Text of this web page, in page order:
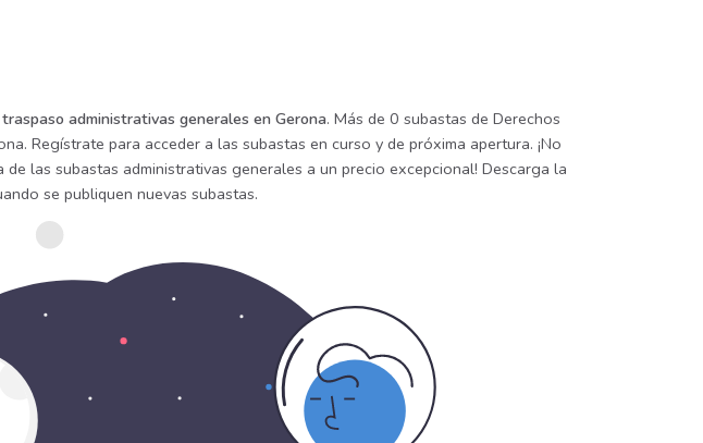
administrativas generales en Gerona. Más de 0 subastas de Derechos
Regístrate para acceder a las subastas en curso y de próxima apertura. ¡No
las subastas administrativas generales a un precio excepcional! Descarga la
se publiquen nuevas subastas.